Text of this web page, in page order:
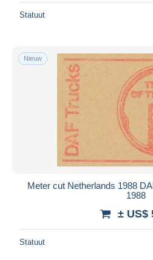
Statuut
Nieuw
Meter cut Netherlands 1988
1988
± US$
Statuut